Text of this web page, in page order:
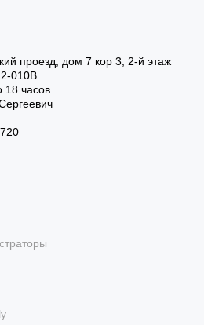
автономность
автономность до 51 дня в
проезд, дом 7 кор 3, 2-й этаж
010В
18 часов